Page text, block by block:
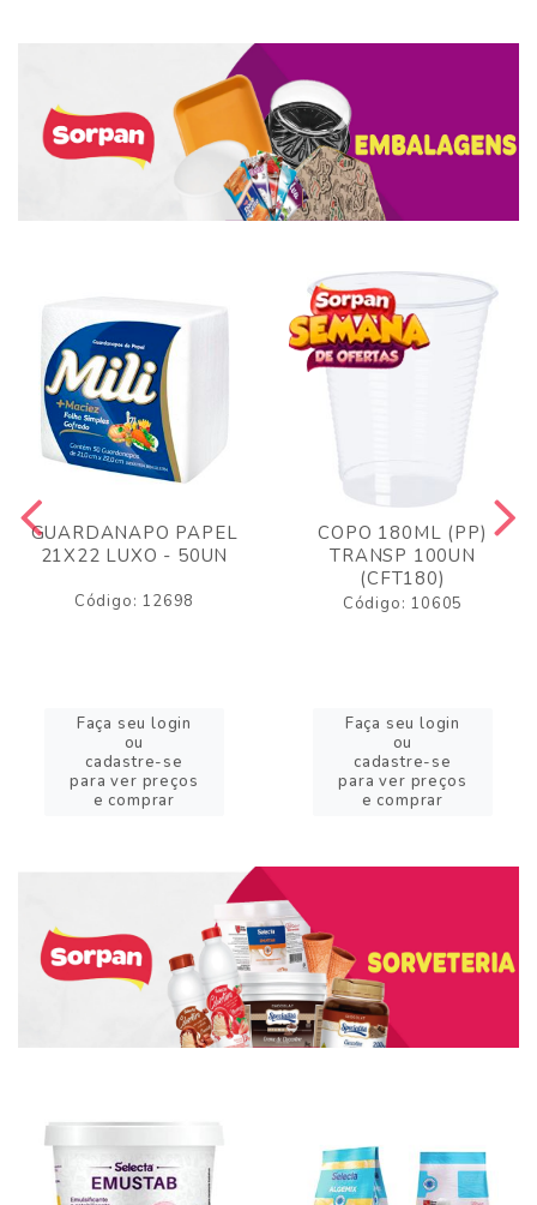
GUARDANAPO PAPEL
21X22 LUXO - 50UN
Código: 12698
Faça seu login
ou
cadastre-se
para ver preços
e comprar
COPO 180ML (PP)
TRANSP 100UN
(CFT180)
Código: 10605
Faça seu login
ou
cadastre-se
para ver preços
e comprar